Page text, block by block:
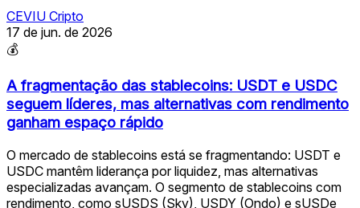
CEVIU Cripto
17 de jun. de 2026
💰
A fragmentação das stablecoins: USDT e USDC
seguem líderes, mas alternativas com rendimento
ganham espaço rápido
O mercado de stablecoins está se fragmentando: USDT e
USDC mantêm liderança por liquidez, mas alternativas
especializadas avançam. O segmento de stablecoins com
rendimento, como sUSDS (Sky), USDY (Ondo) e sUSDe